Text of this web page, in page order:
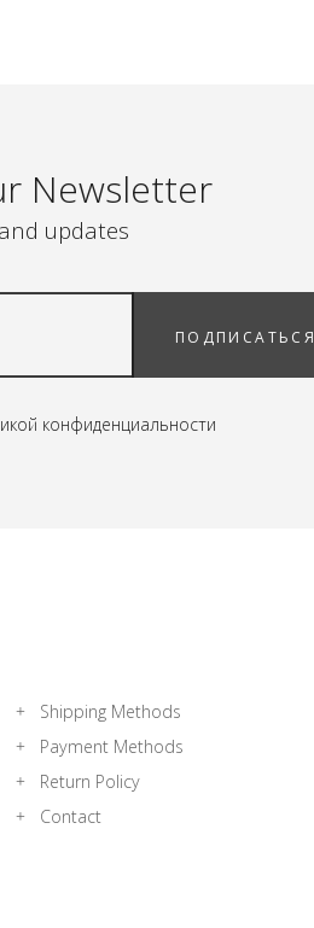
Newsletter
updates
ПОДПИСАТЬСЯ
конфиденциальности
Shipping Methods
Payment Methods
Return Policy
Contact